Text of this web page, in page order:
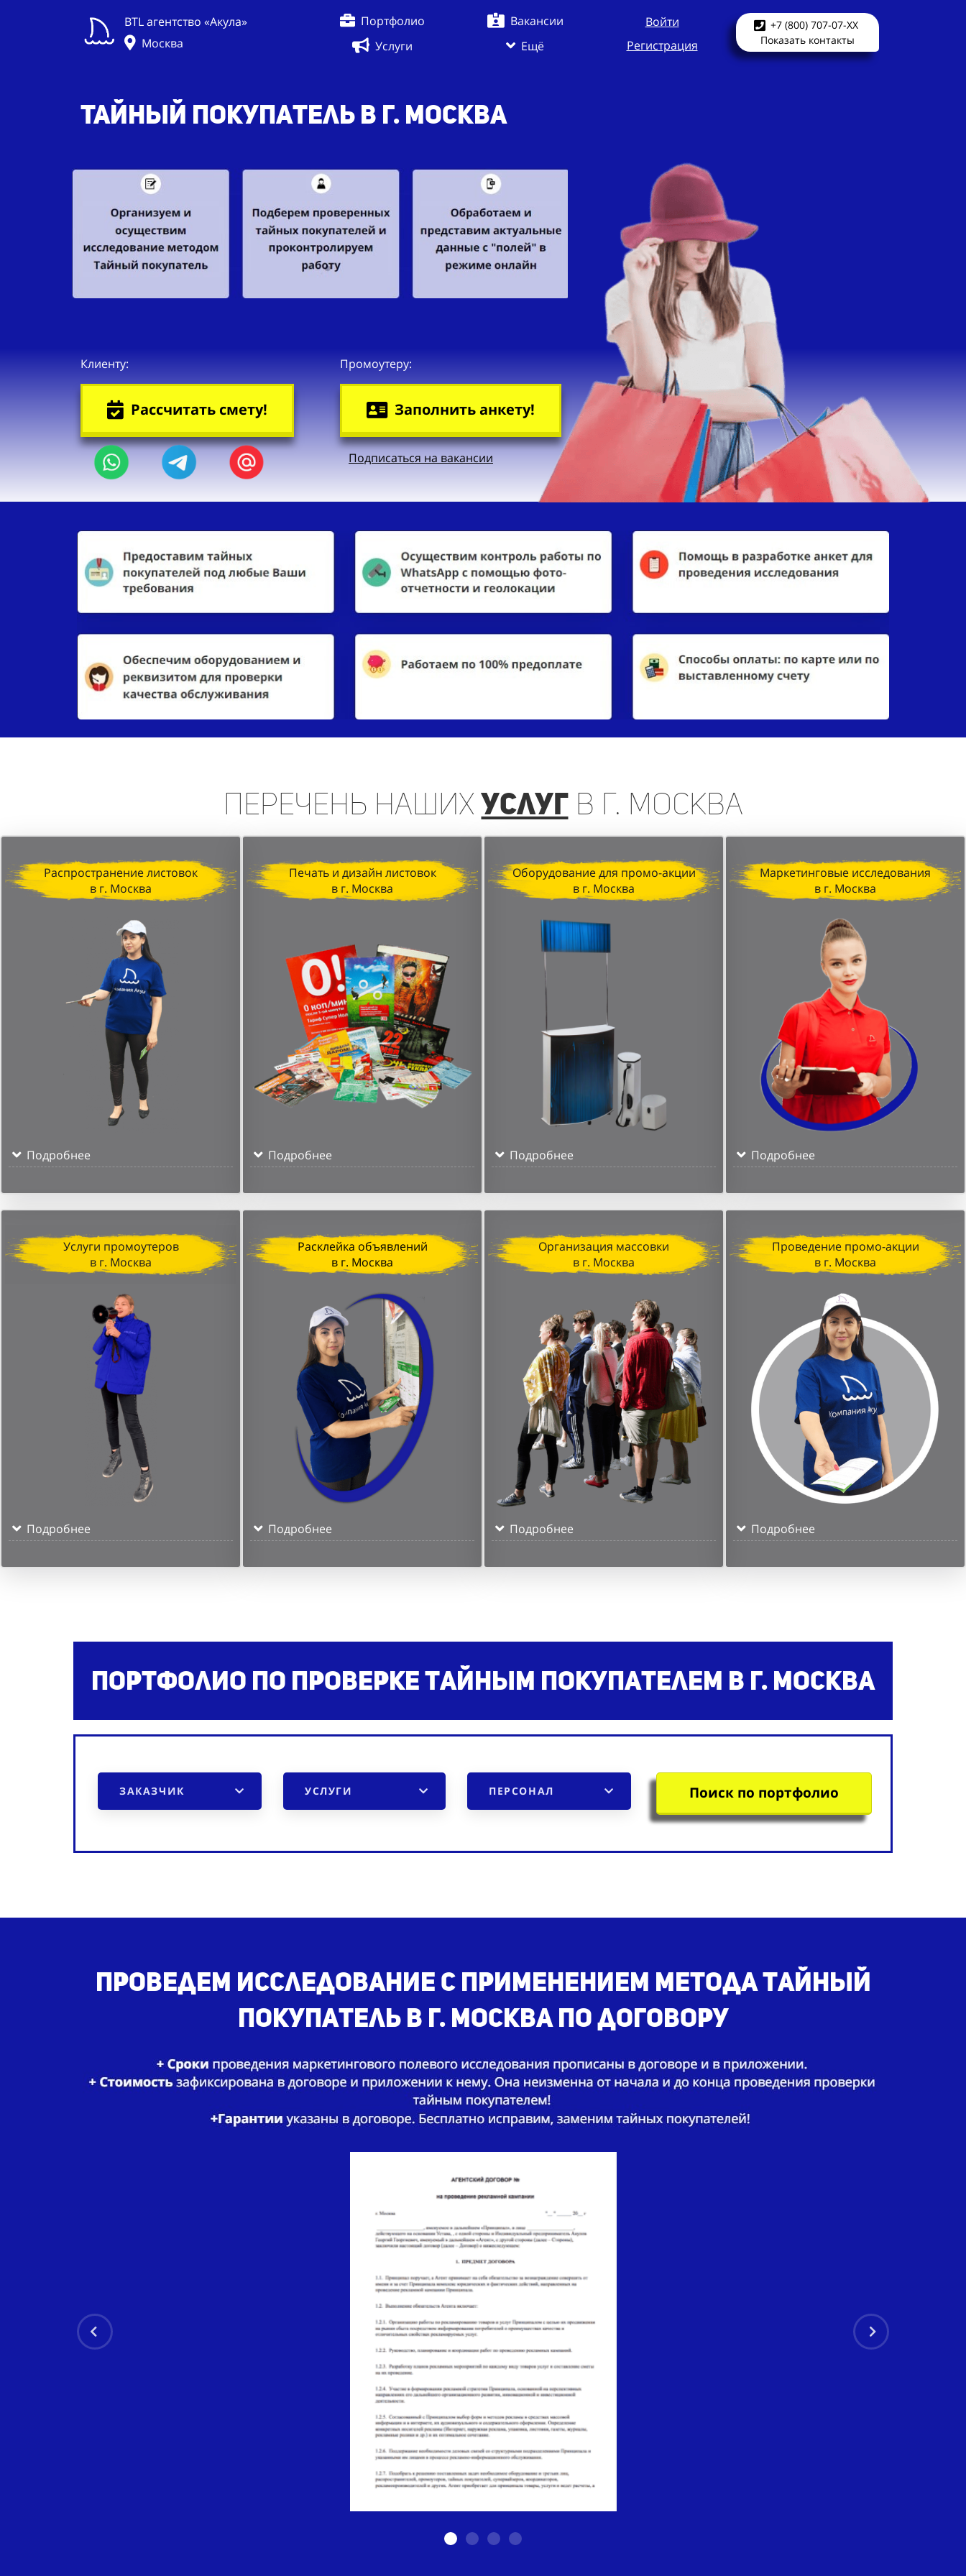
BTL агентство «Акула»
Москва
Портфолио
Вакансии
Услуги
Ещё
Войти
Регистрация
+7 (800) 707-07-XX
Показать контакты
Тайный покупатель в г. Москва
Клиенту:
Рассчитать смету!
Промоутеру:
Заполнить анкету!
Подписаться на вакансии
Перечень нашихуслугв г. Москва
Распространение листовок
в г. Москва
Подробнее
Печать и дизайн листовок
в г. Москва
Подробнее
Оборудование для промо-акции
в г. Москва
Подробнее
Маркетинговые исследования
в г. Москва
Подробнее
Услуги промоутеров
в г. Москва
Подробнее
Расклейка объявлений
в г. Москва
Подробнее
Организация массовки
в г. Москва
Подробнее
Проведение промо-акции
в г. Москва
Подробнее
Портфолио по проверке тайным покупателем в г. Москва
ЗАКАЗЧИК УСЛУГИ ПЕРСОНАЛ Поиск по портфолио
Проведем исследование с применением метода тайный
покупатель в г. Москва по договору